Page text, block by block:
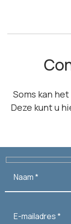
Soms kan
Deze kunt u